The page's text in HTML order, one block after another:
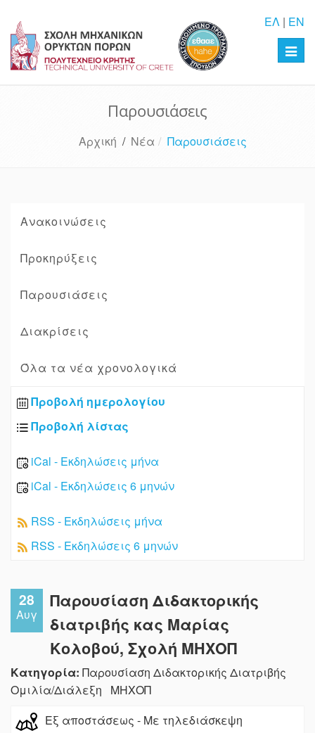
ΕΛ | EN
Παρουσιάσεις
Αρχική / Νέα Παρουσιάσεις
Ανακοινώσεις
Προκηρύξεις
Παρουσιάσεις
Διακρίσεις
Όλα τα νέα χρονολογικά
Προβολή ημερολογίου
Προβολή λίστας
iCal - Εκδηλώσεις μήνα
iCal - Εκδηλώσεις 6 μηνών
RSS - Εκδηλώσεις μήνα
RSS - Εκδηλώσεις 6 μηνών
28
Αυγ
Παρουσίαση Διδακτορικής
διατριβής κας Μαρίας
Κολοβού, Σχολή ΜΗΧΟΠ
Κατηγορία: Παρουσίαση Διδακτορικής Διατριβής
Ομιλία/Διάλεξη ΜΗΧΟΠ
Εξ αποστάσεως - Με τηλεδιάσκεψη